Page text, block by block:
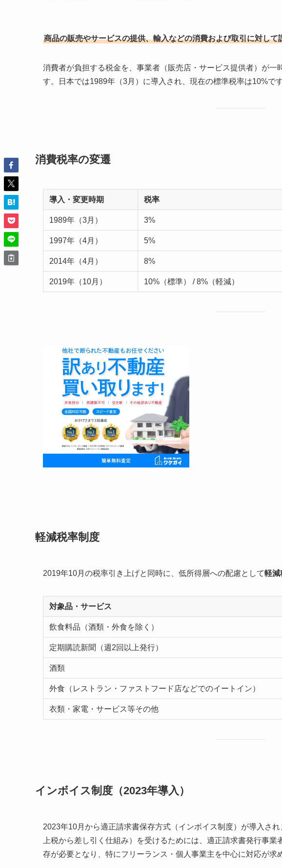
商品の販売やサービスの提供、輸入などの消費および取引に対して
消費者が負担する税金を、事業者（販売店・サービス提供者）が一
す。日本では1989年（3月）に導入され、現在の標準税率は10%です
消費税率の変遷
導入・変更時期 税率
1989年（3月） 3%
1997年（4月） 5%
2014年（4月） 8%
2019年（10月） 10%（標準） / 8%（軽減）
軽減税率制度
2019年10月の税率引き上げと同時に、低所得層への配慮として軽減
対象品・サービス
飲食料品（酒類・外食を除く）
定期購読新聞（週2回以上発行）
酒類
外食（レストラン・ファストフード店などでのイートイン）
衣類・家電・サービス等その他
インボイス制度（2023年導入）
2023年10月から適正請求書保存方式（インボイス制度）が導入さ
上税から差し引く仕組み）を受けるためには、適正請求書発行事
存が必要となり、特にフリーランス・個人事業主を中心に対応が求